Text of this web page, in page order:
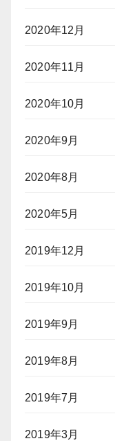
2020年12月
2020年11月
2020年10月
2020年9月
2020年8月
2020年5月
2019年12月
2019年10月
2019年9月
2019年8月
2019年7月
2019年3月